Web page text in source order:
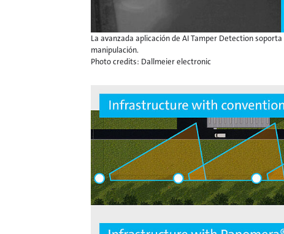
La avanzada aplicación de AI Tamper Detection
manipulación.
Photo credits: Dallmeier electronic